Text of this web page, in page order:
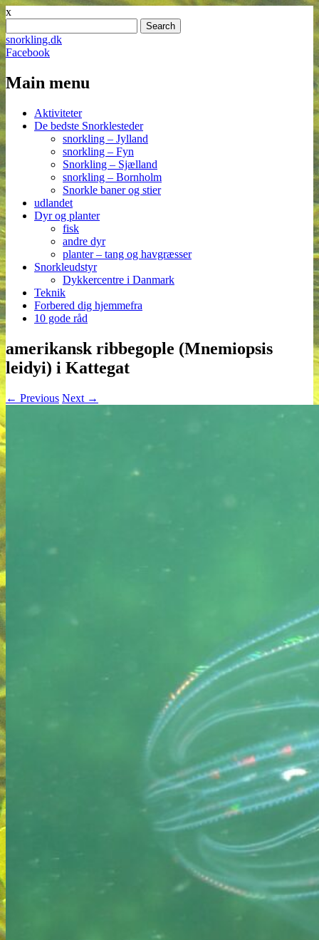
x
for:
snorkling.dk
Facebook
Main menu
Skip
to
Aktiviteter
De bedste Snorklesteder
snorkling – Jylland
snorkling – Fyn
Snorkling – Sjælland
snorkling – Bornholm
Snorkle baner og stier
udlandet
Dyr og planter
fisk
andre dyr
planter – tang og havgræsser
Snorkleudstyr
Dykkercentre i Danmark
Teknik
Forbered dig hjemmefra
10 gode råd
amerikansk ribbegople (Mnemiopsis
leidyi) i Kattegat
← Previous Next →